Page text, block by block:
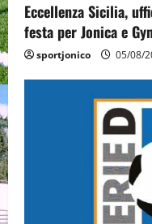
Eccellenza Sicilia,
festa per Jonica e
sportjonico 05/08/